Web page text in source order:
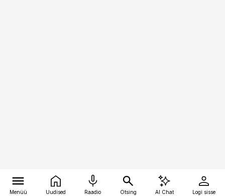
Menüü Uudised Raadio Otsing AI Chat Logi sisse